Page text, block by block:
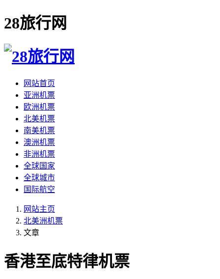
28旅行网
网站首页
亚洲机票
欧洲机票
北美机票
南美机票
澳洲机票
非洲机票
全球国家
全球城市
国际航空
网站主页
北美洲机票
文章
香港至底特律机票